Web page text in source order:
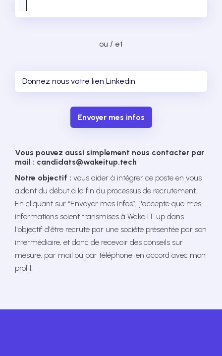
ou / et
Envoyer mes infos
Vous pouvez aussi simplement nous contacter par
mail : candidats@wakeitup.tech
Notre objectif : vous aider à intégrer ce poste en vous
aidant du début à la fin du processus de recrutement.
En cliquant sur “Envoyer mes infos”, j'accepte que mes
informations soient transmises à Wake IT up dans
l'objectif d'être recruté par une société présentée par son
intermédiaire, et donc de recevoir des conseils sur
mesure, par mail ou par téléphone, en accord avec mon
profil.